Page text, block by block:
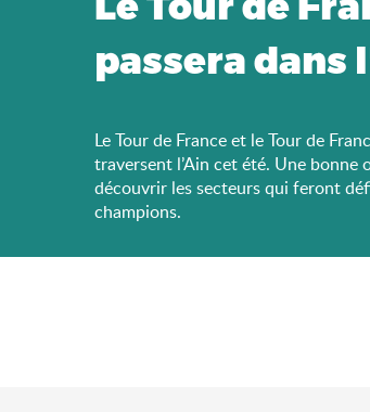
passera dans
Le Tour de France et le Tour de
traversent l’Ain cet été. Une bonne
découvrir les secteurs qui feront
champions.